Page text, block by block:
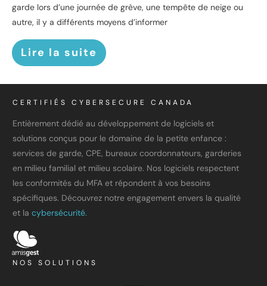
garde lors d’une journée de grève, une tempête de neige ou
autre, il y a différents moyens d’informer
Lire la suite
CERTIFIÉS CYBERSECURE CANADA
Entièrement dédié au développement de logiciels et
solutions conçus pour le domaine de la petite enfance :
services de garde, CPE, bureaux coordonnateurs, garderies
en milieu familial et milieu scolaire. Nos logiciels respectent
les conformités du MFA et répondent à vos besoins
spécifiques. Découvrez notre engagement envers la qualité
et la cybersécurité.
NOS SOLUTIONS